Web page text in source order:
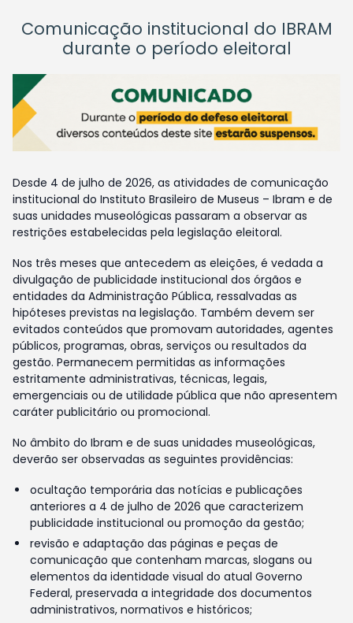
Comunicação institucional do IBRAM
durante o período eleitoral
Desde 4 de julho de 2026, as atividades de comunicação
institucional do Instituto Brasileiro de Museus – Ibram e de
suas unidades museológicas passaram a observar as
restrições estabelecidas pela legislação eleitoral.
Nos três meses que antecedem as eleições, é vedada a
divulgação de publicidade institucional dos órgãos e
entidades da Administração Pública, ressalvadas as
hipóteses previstas na legislação. Também devem ser
evitados conteúdos que promovam autoridades, agentes
públicos, programas, obras, serviços ou resultados da
gestão. Permanecem permitidas as informações
estritamente administrativas, técnicas, legais,
emergenciais ou de utilidade pública que não apresentem
caráter publicitário ou promocional.
No âmbito do Ibram e de suas unidades museológicas,
deverão ser observadas as seguintes providências:
ocultação temporária das notícias e publicações
anteriores a 4 de julho de 2026 que caracterizem
publicidade institucional ou promoção da gestão;
revisão e adaptação das páginas e peças de
comunicação que contenham marcas, slogans ou
elementos da identidade visual do atual Governo
Federal, preservada a integridade dos documentos
administrativos, normativos e históricos;